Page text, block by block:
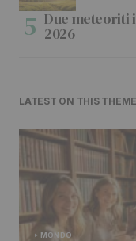
Due meteoriti
2026
LATEST ON THIS THEME
MONDO